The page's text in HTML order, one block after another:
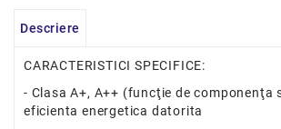
Descriere
CARACTERISTICI SPECIFICE:
- Clasa A+, A++ (funcţie de componenţa
eficienta energetica datorita